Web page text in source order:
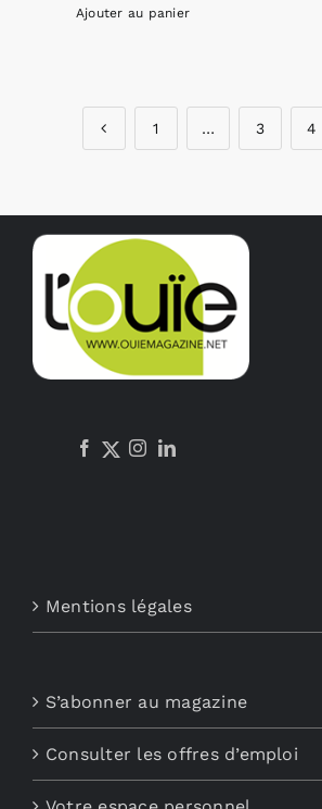
Ajouter au panier
1 … 3 4
Mentions légales
S’abonner au magazine
Consulter les offres d’emploi